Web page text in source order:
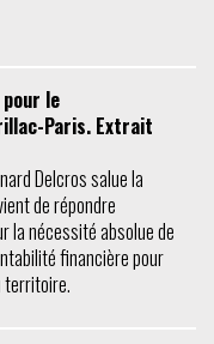
le
Paris. Extrait
Delcros salue la
de répondre
la nécessité absolue de
financière pour
territoire.